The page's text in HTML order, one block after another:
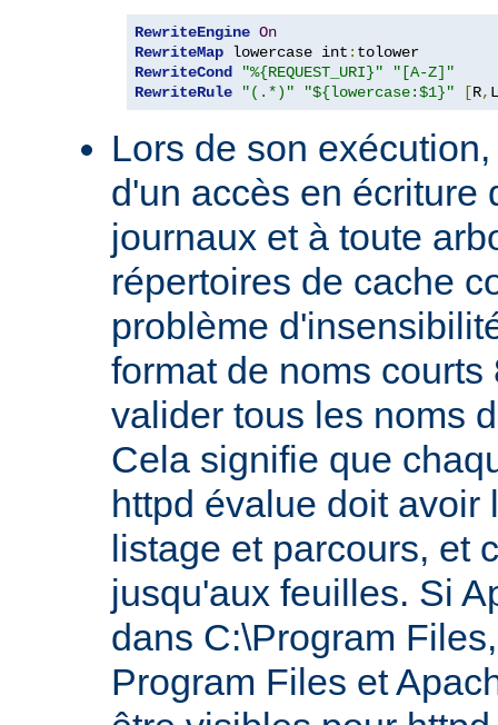
RewriteEngine On
RewriteMap lowercase int :
RewriteCond
"%{REQUEST_URI}"
"[A-Z]"
RewriteRule
"(.*)" "${lowercase:$1}" [R, L
Lors de son
d'un accès en écriture
journaux et à toute
répertoires de cache
problème
format de noms courts
valider tous les noms
Cela signifie que
httpd évalue doit
listage et parcours, et
jusqu'aux feuilles. Si
dans C:\Program
Program Files et